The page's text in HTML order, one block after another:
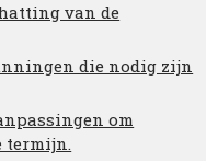
van de
die nodig zijn
om
termijn.